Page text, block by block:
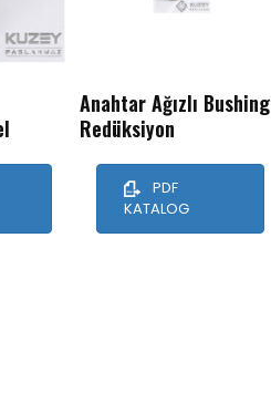
Anahtar Ağızlı Bushing
Redüksiyon
PDF
KATALOG